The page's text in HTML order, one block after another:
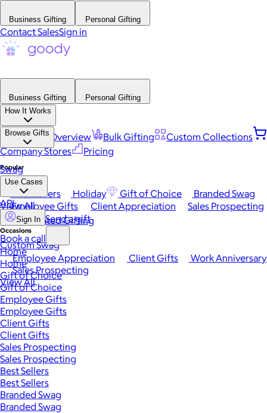
Business Gifting Personal Gifting
Contact SalesSign in
Business Gifting
Personal Gifting
How It Works
Platform Overview Bulk Gifting
Custom Collections
Company Stores
Pricing
Browse Gifts
Popular
Best Sellers Holiday Gift of Choice
Branded Swag
View All
Occasions
Employee Appreciation Client Gifts
Work Anniversary
Sales Prospecting
View All
Swag
Use Cases
Employee Gifts Client Appreciation
Sales Prospecting
Automated Gifting
Custom Swag
API
Sign In Send a gift
Book a call
Home
Home
Gift of Choice
Gift of Choice
Employee Gifts
Employee Gifts
Client Gifts
Client Gifts
Sales Prospecting
Sales Prospecting
Best Sellers
Best Sellers
Branded Swag
Branded Swag